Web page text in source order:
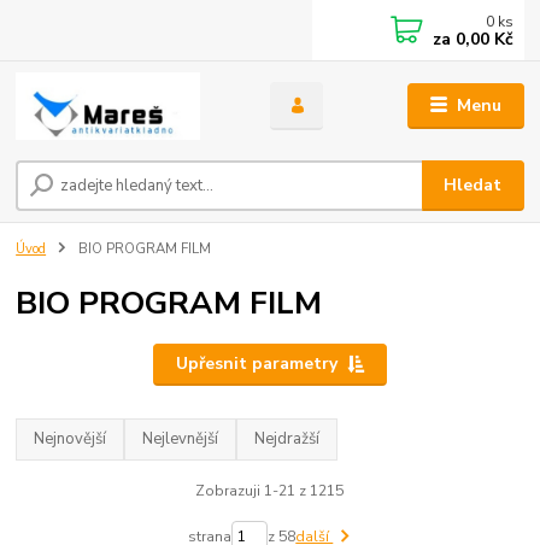
Menu
Hledat
0 ks
za 0,00 Kč
Úvod BIO PROGRAM FILM
BIO PROGRAM FILM
Upřesnit parametry
Nejnovější Nejlevnější Nejdražší
Zobrazuji 1-21 z 1215
strana z 58další